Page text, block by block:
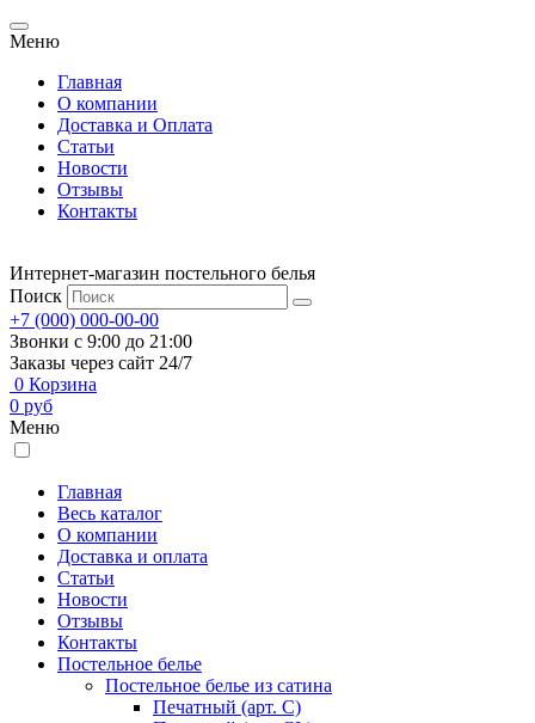
Меню
Главная
О компании
Доставка и Оплата
Статьи
Новости
Отзывы
Контакты
Интернет-магазин постельного белья
Поиск
+7 (000) 000-00-00
Звонки с 9:00 до 21:00
Заказы через сайт 24/7
0 Корзина
0 руб
Меню
Главная
Весь каталог
О компании
Доставка и оплата
Статьи
Новости
Отзывы
Контакты
Постельное белье
Постельное белье из сатина
Печатный (арт. С)